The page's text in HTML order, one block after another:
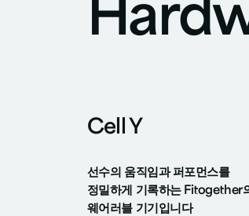
Cell Y
선수의 움직임과 퍼포먼스를
정밀하게 기록하는 Fitogether
웨어러블 기기입니다